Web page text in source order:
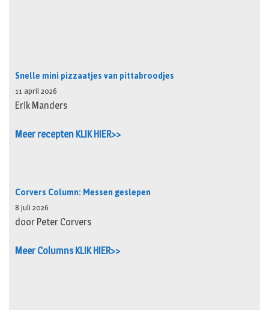
Snelle mini pizzaatjes van pittabroodjes
11 april 2026
Erik Manders
Meer recepten KLIK HIER>>
Corvers Column: Messen geslepen
8 juli 2026
door Peter Corvers
Meer Columns KLIK HIER>>